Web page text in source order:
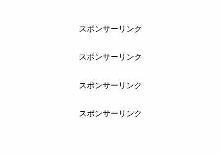
スポンサーリンク
スポンサーリンク
スポンサーリンク
スポンサーリンク